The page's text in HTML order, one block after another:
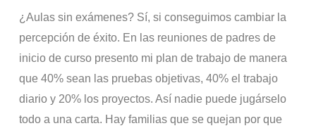
¿Aulas sin exámenes? Sí, si conseguimos cambiar la
percepción de éxito. En las reuniones de padres de
inicio de curso presento mi plan de trabajo de manera
que 40% sean las pruebas objetivas, 40% el trabajo
diario y 20% los proyectos. Así nadie puede jugárselo
todo a una carta. Hay familias que se quejan por que